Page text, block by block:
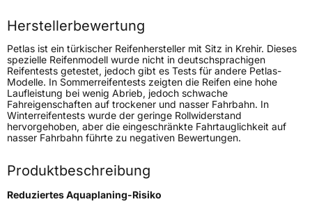
Höchstlast900/850 kg
Generelle Merkmale
FahrzeugtypTransporter
VerwendungWinterreifen
ModellnameFullgrip PT 935
Weitere Eigenschaften
Herstellerbewertung
Petlas ist ein türkischer Reifenhersteller mit Sitz in Krehir. Dieses
spezielle Reifenmodell wurde nicht in deutschsprachigen
Reifentests getestet, jedoch gibt es Tests für andere Petlas-
Modelle. In Sommerreifentests zeigten die Reifen eine hohe
Laufleistung bei wenig Abrieb, jedoch schwache
Fahreigenschaften auf trockener und nasser Fahrbahn. In
Winterreifentests wurde der geringe Rollwiderstand
hervorgehoben, aber die eingeschränkte Fahrtauglichkeit auf
nasser Fahrbahn führte zu negativen Bewertungen.
Produktbeschreibung
Reduziertes Aquaplaning-Risiko